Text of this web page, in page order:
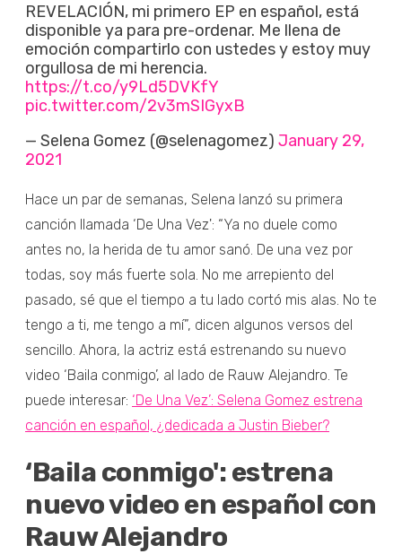
REVELACIÓN, mi primero EP en español, está
disponible ya para pre-ordenar. Me llena de
emoción compartirlo con ustedes y estoy muy
orgullosa de mi herencia.
https://t.co/y9Ld5DVKfY
pic.twitter.com/2v3mSIGyxB
— Selena Gomez (@selenagomez) January 29,
2021
Hace un par de semanas, Selena lanzó su primera
canción llamada ‘De Una Vez': “Ya no duele como
antes no, la herida de tu amor sanó. De una vez por
todas, soy más fuerte sola. No me arrepiento del
pasado, sé que el tiempo a tu lado cortó mis alas. No te
tengo a ti, me tengo a mí”, dicen algunos versos del
sencillo. Ahora, la actriz está estrenando su nuevo
video ‘Baila conmigo’, al lado de Rauw Alejandro. Te
puede interesar: ‘De Una Vez’: Selena Gomez estrena
canción en español, ¿dedicada a Justin Bieber?
‘Baila conmigo': estrena
nuevo video en español con
Rauw Alejandro